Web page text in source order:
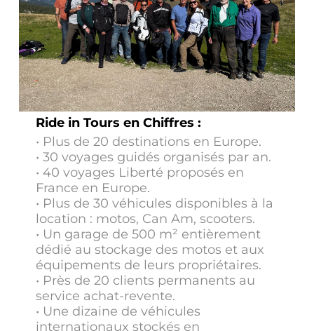
Ride in Tours en Chiffres :
• Plus de 20 destinations en Europe.
• 30 voyages guidés organisés par an.
• 40 voyages Liberté proposés en
France en Europe.
• Plus de 30 véhicules disponibles à la
location : motos, Can Am, scooters.
• Un garage de 500 m² entièrement
dédié au stockage des motos et aux
équipements de leurs propriétaires.
• Près de 20 clients permanents au
service achat-revente.
• Une dizaine de véhicules
internationaux stockés en